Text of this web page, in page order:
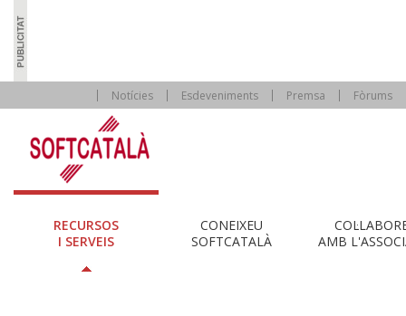
Notícies Esdeveniments Premsa Fòrums
RECURSOS
I SERVEIS
CONEIXEU
SOFTCATALÀ
AMB